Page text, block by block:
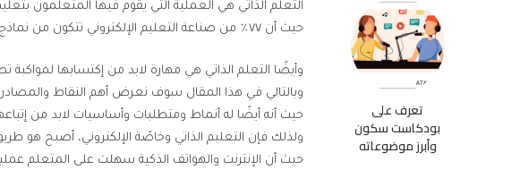
تعرف على
بودكاست سكون
وأبرز موضوعاته
التعلم الذاتي هي العملية التي يقوم فيها المتعلمون
حيث أن ٧٧٪ من صناعة التعليم الإلكتروني تتكون من نماذج التعلم الذاتي.
وأيضًا التعلم الذاتي هي مهارة لابد من إكتسابها لمواكبة
وبالتالي في هذا المقال سوف نعرض أهم النقاط
حيث أنه أيضًا له أنماط ومتطلبات وأساسيات لابد من
ولذلك فإن التعليم الذاتي وخاصًة الإلكتروني، أصبح هو
حيث أن الإنترنت والهواتف الذكية سهلت على المتعلم